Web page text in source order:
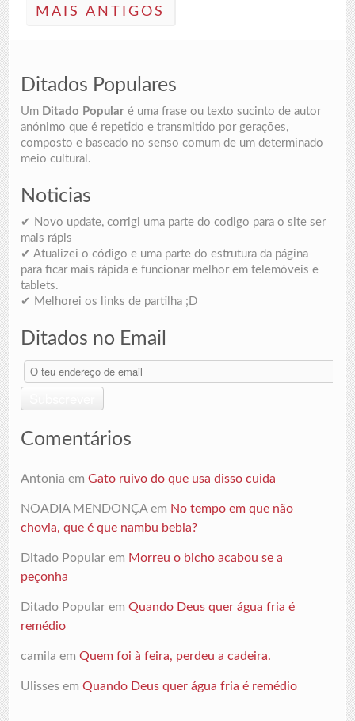
MAIS ANTIGOS
Ditados Populares
Um Ditado Popular é uma frase ou texto sucinto de autor
anónimo que é repetido e transmitido por gerações,
composto e baseado no senso comum de um determinado
meio cultural.
Noticias
✔ Novo update, corrigi uma parte do codigo para o site ser
mais rápis
✔ Atualizei o código e uma parte do estrutura da página
para ficar mais rápida e funcionar melhor em telemóveis e
tablets.
✔ Melhorei os links de partilha ;D
Ditados no Email
O
teu
de
email
Comentários
Antonia emGato ruivo do que usa disso cuida
NOADIA MENDONÇAem No tempo em que não
chovia, que é que nambu bebia?
Ditado Popular em Morreu o bicho acabou se a
peçonha
Ditado Popular emQuando Deus quer água fria é
remédio
camila emQuem foi à feira, perdeu a cadeira.
Ulisses emQuando Deus quer água fria é remédio